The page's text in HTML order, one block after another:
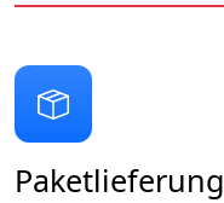
Paketlieferung